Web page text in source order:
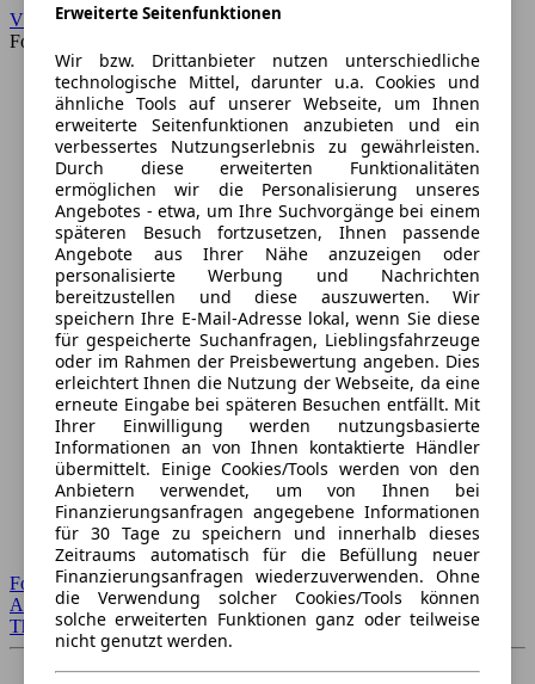
VW
Forum
Forum Startseite
Alle Auto-Foren
Themen-Forum
Erweiterte Seitenfunktionen
Wir bzw. Drittanbieter nutzen unterschiedliche
technologische Mittel, darunter u.a. Cookies und
ähnliche Tools auf unserer Webseite, um Ihnen
erweiterte Seitenfunktionen anzubieten und ein
verbessertes Nutzungserlebnis zu gewährleisten.
Durch diese erweiterten Funktionalitäten
ermöglichen wir die Personalisierung unseres
Angebotes - etwa, um Ihre Suchvorgänge bei einem
späteren Besuch fortzusetzen, Ihnen passende
Angebote aus Ihrer Nähe anzuzeigen oder
personalisierte Werbung und Nachrichten
bereitzustellen und diese auszuwerten. Wir
speichern Ihre E-Mail-Adresse lokal, wenn Sie diese
für gespeicherte Suchanfragen, Lieblingsfahrzeuge
oder im Rahmen der Preisbewertung angeben. Dies
erleichtert Ihnen die Nutzung der Webseite, da eine
erneute Eingabe bei späteren Besuchen entfällt. Mit
Ihrer Einwilligung werden nutzungsbasierte
Informationen an von Ihnen kontaktierte Händler
übermittelt. Einige Cookies/Tools werden von den
Anbietern verwendet, um von Ihnen bei
Finanzierungsanfragen angegebene Informationen
für 30 Tage zu speichern und innerhalb dieses
Zeitraums automatisch für die Befüllung neuer
Finanzierungsanfragen wiederzuverwenden. Ohne
die Verwendung solcher Cookies/Tools können
solche erweiterten Funktionen ganz oder teilweise
nicht genutzt werden.